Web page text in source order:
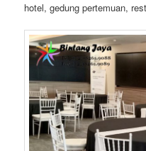
hotel, gedung pertemuan,